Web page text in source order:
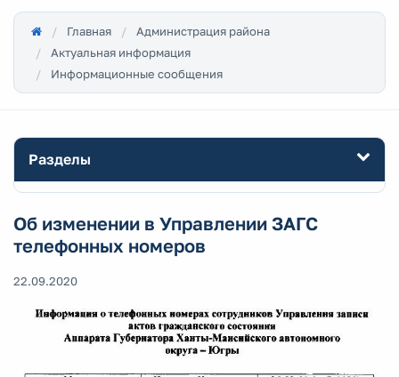
Главная
Администрация района
Актуальная информация
Информационные сообщения
Разделы
Об изменении в Управлении ЗАГС
телефонных номеров
22.09.2020